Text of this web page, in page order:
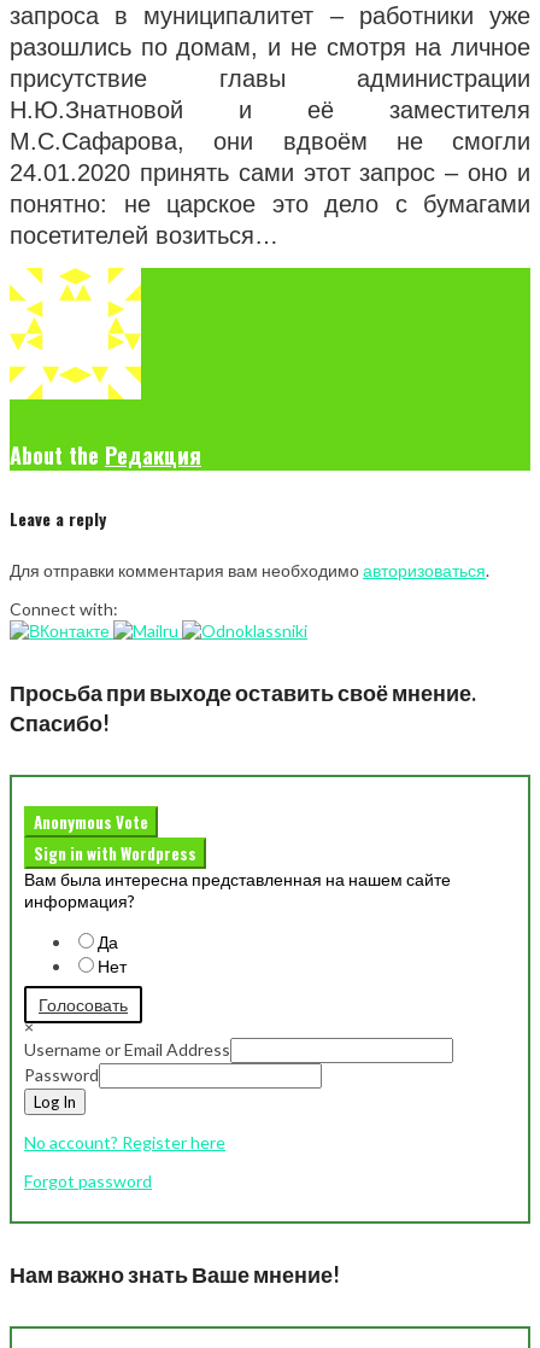
запроса в муниципалитет – работники уже
разошлись по домам, и не смотря на личное
присутствие главы администрации
Н.Ю.Знатновой и её заместителя
М.С.Сафарова, они вдвоём не смогли
24.01.2020 принять сами этот запрос – оно и
понятно: не царское это дело с бумагами
посетителей возиться…
About the Редакция
Leave a reply
Для отправки комментария вам необходимоавторизоваться.
Connect with:
Просьба при выходе оставить своё мнение.
Спасибо!
Anonymous Vote
Sign in with Wordpress
Вам была интересна представленная на нашем сайте
информация?
Да
Нет
Голосовать
×
Username or Email Address
Password
Log In
No account? Register here
Forgot password
Нам важно знать Ваше мнение!